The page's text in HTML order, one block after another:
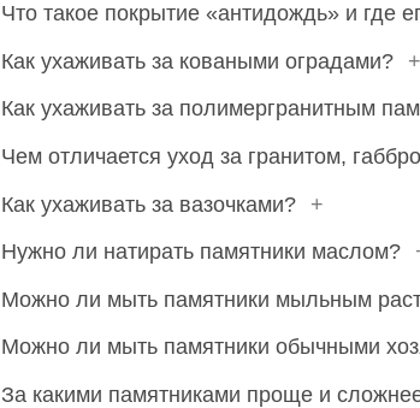
Что такое покрытие «антидождь» и где
Как ухаживать за коваными оградами?
+
Как ухаживать за полимергранитным
Чем отличается уход за гранитом,
Как ухаживать за вазочками?
+
Нужно ли натирать памятники маслом?
Можно ли мыть памятники мыльным
Можно ли мыть памятники обычными
За какими памятниками проще и